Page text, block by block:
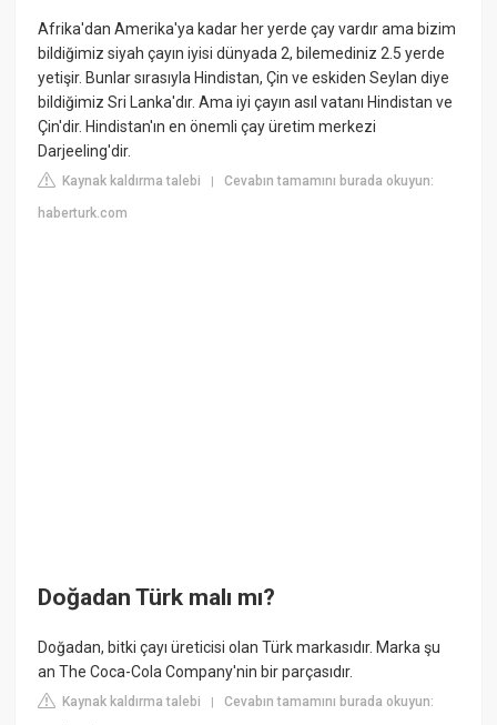
Afrika'dan Amerika'ya kadar her yerde çay vardır ama bizim
bildiğimiz siyah çayın iyisi dünyada 2, bilemediniz 2.5 yerde
yetişir. Bunlar sırasıyla Hindistan, Çin ve eskiden Seylan diye
bildiğimiz Sri Lanka'dır. Ama iyi çayın asıl vatanı Hindistan ve
Çin'dir. Hindistan'ın en önemli çay üretim merkezi
Darjeeling'dir.
Kaynak kaldırma talebi |Cevabın tamamını burada okuyun:
haberturk.com
Doğadan Türk malı mı?
Doğadan, bitki çayı üreticisi olan Türk markasıdır. Marka şu
an The Coca-Cola Company'nin bir parçasıdır.
Kaynak kaldırma talebi |Cevabın tamamını burada okuyun: